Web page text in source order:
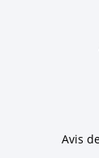
Avis